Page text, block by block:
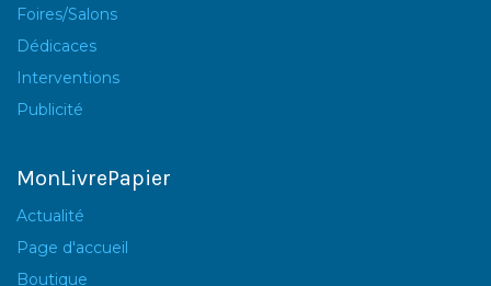
Foires/Salons
Dédicaces
Interventions
Publicité
MonLivrePapier
Actualité
Page d'accueil
Boutique